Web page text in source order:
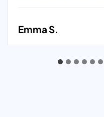
Emma S.